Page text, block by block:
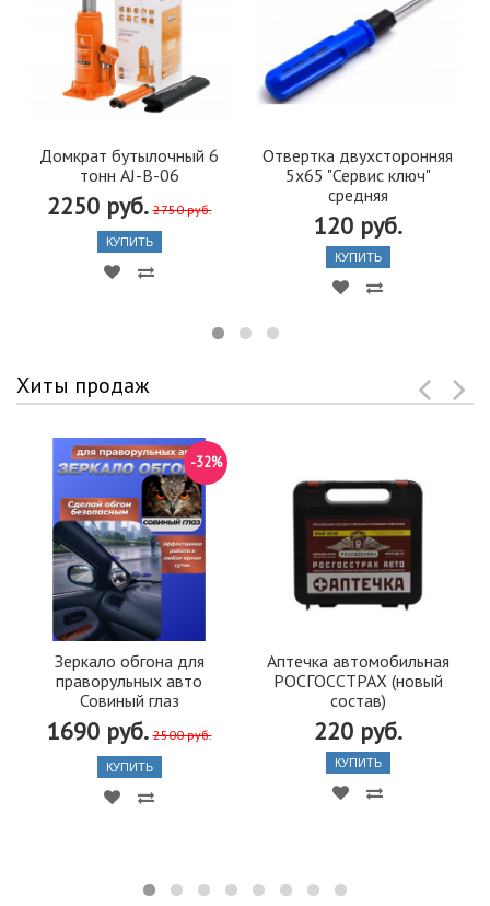
Домкрат бутылочный 6
тонн AJ-B-06
2250 руб. 2750 руб.
КУПИТЬ
Отвертка двухсторонняя
5х65 "Сервис ключ"
средняя
120 руб.
КУПИТЬ
Хиты продаж
Зеркало обгона для
праворульных авто
Совиный глаз
1690 руб. 2500 руб.
-32%
КУПИТЬ
Аптечка автомобильная
РОСГОССТРАХ (новый
состав)
220 руб.
КУПИТЬ